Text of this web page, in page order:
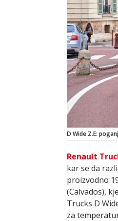
D Wide Z.E:
Renault
kar se da
proizvodno
(Calvados),
Trucks D
za